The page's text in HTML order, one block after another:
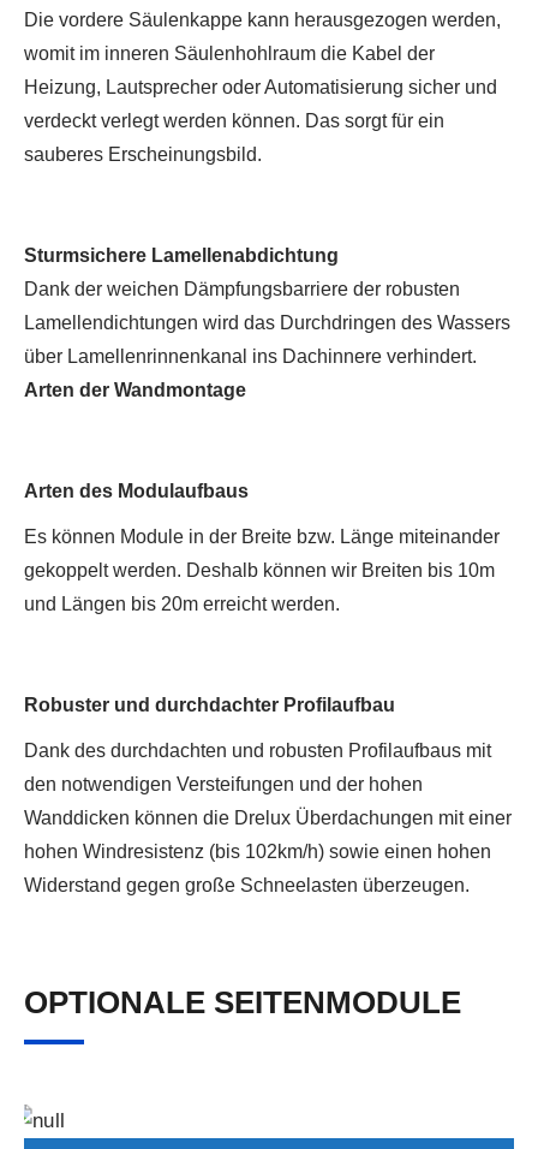
Die vordere Säulenkappe kann herausgezogen werden,
womit im inneren Säulenhohlraum die Kabel der
Heizung, Lautsprecher oder Automatisierung sicher und
verdeckt verlegt werden können. Das sorgt für ein
sauberes Erscheinungsbild.
Sturmsichere Lamellenabdichtung
Dank der weichen Dämpfungsbarriere der robusten
Lamellendichtungen wird das Durchdringen des Wassers
über Lamellenrinnenkanal ins Dachinnere verhindert.
Arten der Wandmontage
Arten des Modulaufbaus
Es können Module in der Breite bzw. Länge miteinander
gekoppelt werden. Deshalb können wir Breiten bis 10m
und Längen bis 20m erreicht werden.
Robuster und durchdachter Profilaufbau
Dank des durchdachten und robusten Profilaufbaus mit
den notwendigen Versteifungen und der hohen
Wanddicken können die Drelux Überdachungen mit einer
hohen Windresistenz (bis 102km/h) sowie einen hohen
Widerstand gegen große Schneelasten überzeugen.
OPTIONALE SEITENMODULE